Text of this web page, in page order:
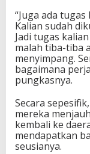
“Juga ada
Kalian sudah
Jadi tugas
malah tiba-tiba
menyimpang.
bagaimana
pungkasnya.
Secara
mereka
kembali ke
mendapatkan
seusianya.